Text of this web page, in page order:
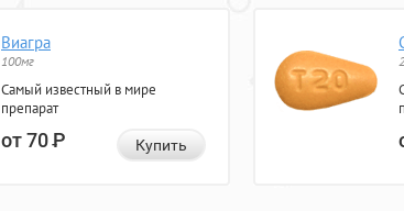
Виагра
100мг
Самый известный в мире
препарат
от 70Р Купить